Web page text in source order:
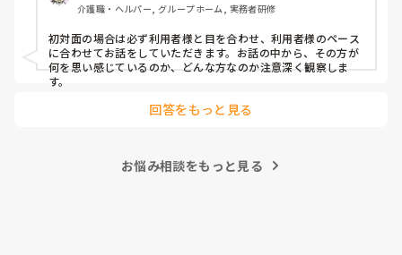
介護職・ヘルパー, グループホーム, 実務者研修
初対面の場合は必ず利用者様と目を合わせ、利用者様のペース
に合わせてお話をしていただきます。お話の中から、その方が
何を思い感じているのか、どんな方なのか注意深く観察しま
す。
回答をもっと見る
お悩み相談をもっと見る